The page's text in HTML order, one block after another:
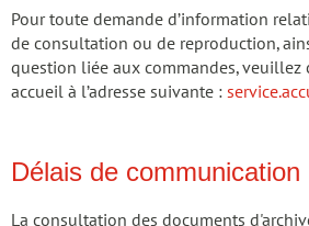
Pour toute demande d’information
de consultation ou de reproduction,
question liée aux commandes, veuillez
accueil à l’adresse suivante :
Délais de communication
La consultation des documents